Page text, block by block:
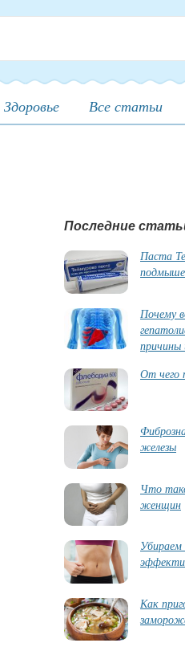
Здоровье Все статьи
Последние
Паста
Почему
причины
От чего
железы
Что
женщин
Как